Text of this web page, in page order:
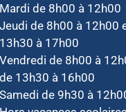
Mardi de 8h00 à 12h00
Jeudi de 8h00 à 12h00
13h30 à 17h00
Vendredi de 8h00 à
de 13h30 à 16h00
Samedi de 9h30 à